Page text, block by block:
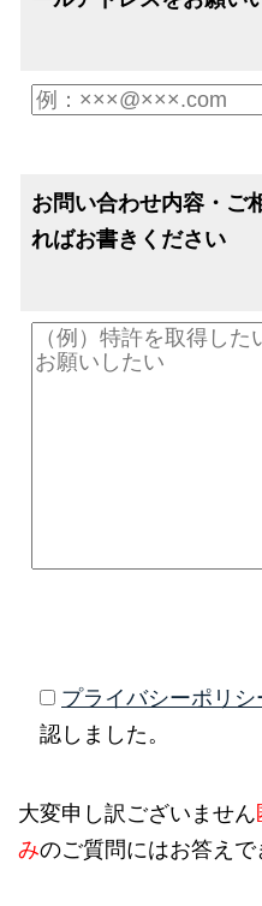
お問い合わせ内容・ご
ればお書きください
プライバシーポリシ
認しました。
大変申し訳ございません
みのご質問にはお答えで